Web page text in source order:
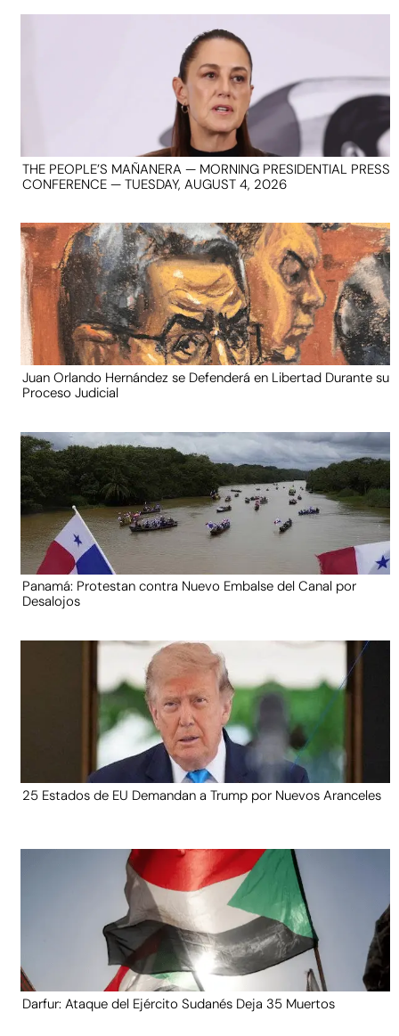
THE PEOPLE’S MAÑANERA — MORNING PRESIDENTIAL PRESS
CONFERENCE — TUESDAY, AUGUST 4, 2026
Juan Orlando Hernández se Defenderá en Libertad Durante su
Proceso Judicial
Panamá: Protestan contra Nuevo Embalse del Canal por
Desalojos
25 Estados de EU Demandan a Trump por Nuevos Aranceles
Darfur: Ataque del Ejército Sudanés Deja 35 Muertos